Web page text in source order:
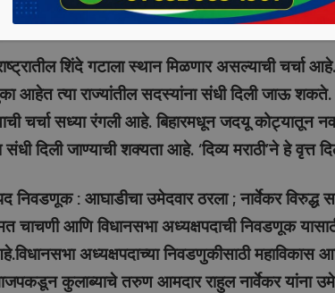
शिंदे यांचे नाव चर्चेत असल्याचे समजते.
शिंदे गटाला स्थान मिळणार असल्याची चर्चा
आहेत त्या राज्यांतील सदस्यांना संधी दिली जाऊ
चर्चा सध्या रंगली आहे. बिहारमधून जदयू कोट्यातून
संधी दिली जाण्याची शक्यता आहे. ‘दिव्य मराठी’ने हे वृत्त
निवडणूक : आघाडीचा उमेदवार ठरला ; नार्वेकर विरुद्ध
चाचणी आणि विधानसभा अध्यक्षपदाची निवडणूक
अध्यक्षपदाच्या निवडणुकीसाठी महाविकास
कुलाब्याचे तरुण आमदार राहुल नार्वेकर यांना